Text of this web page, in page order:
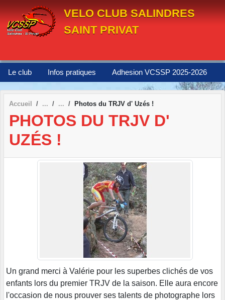
VELO CLUB SALINDRES
SAINT PRIVAT
Le club Infos pratiques Adhesion VCSSP 2025-2026
Accueil Photos du TRJV d' Uzés !
PHOTOS DU TRJV D'
UZÉS !
Un grand merci à Valérie pour les superbes clichés de vos
enfants lors du premier TRJV de la saison. Elle aura encore
l'occasion de nous prouver ses talents de photographe lors
Panneau de gestion des cookies